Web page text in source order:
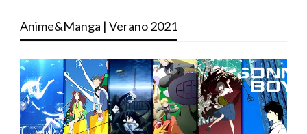
Anime&Manga | Verano 2021